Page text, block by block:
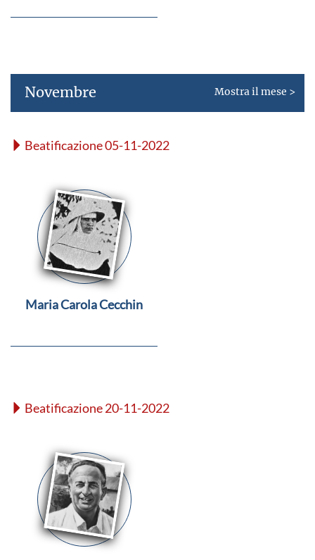
Novembre Mostra il mese >
Beatificazione 05-11-2022
Maria Carola Cecchin
Beatificazione 20-11-2022